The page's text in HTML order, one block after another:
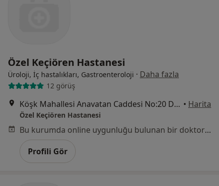
Özel Keçiören Hastanesi
Üroloji, İç hastalıkları, Gastroenteroloji · Daha fazla
12 görüş
Köşk Mahallesi Anavatan Caddesi No:20 Dutluk, Keçiören • Harita
Özel Keçiören Hastanesi
Bu kurumda online uygunluğu bulunan bir doktor veya uzman bulunamadı
Profili Gör